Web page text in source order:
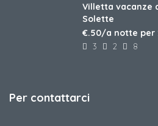
Villetta vacanze
Solette
€.50/a notte per
3 2 8
Per contattarci